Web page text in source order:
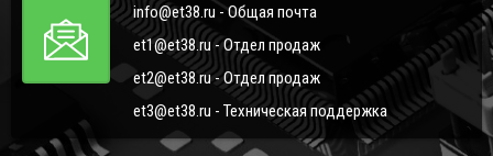
info@et38.ru - Общая почта
et1@et38.ru - Отдел продаж
et2@et38.ru - Отдел продаж
et3@et38.ru - Техническая поддержка